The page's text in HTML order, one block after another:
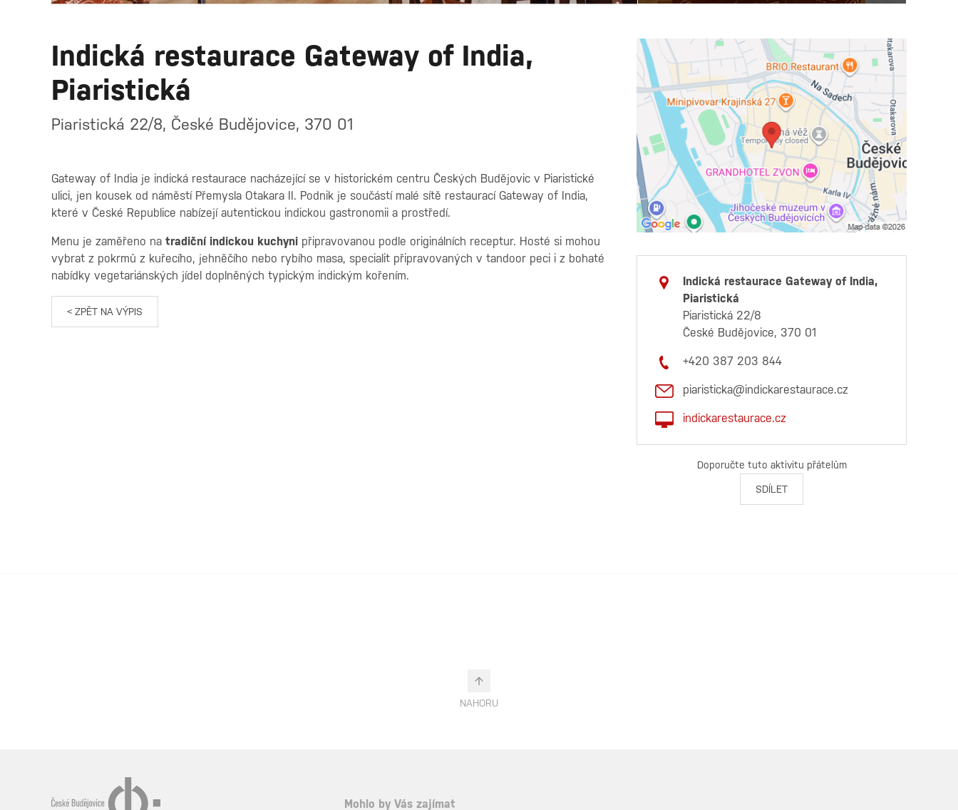
Indická restaurace Gateway of India,
Piaristická
Piaristická 22/8, České Budějovice, 370 01
Gateway of India je indická restaurace nacházející se v historickém centru Českých Budějovic v Piaristické
ulici, jen kousek od náměstí Přemysla Otakara II. Podnik je součástí malé sítě restaurací Gateway of India,
které v České Republice nabízejí autentickou indickou gastronomii a prostředí.
Menu je zaměřeno na tradiční indickou kuchyni připravovanou podle originálních receptur. Hosté si mohou
vybrat z pokrmů z kuřecího, jehněčího nebo rybího masa, specialit připravovaných v tandoor peci i z bohaté
nabídky vegetariánských jídel doplněných typickým indickým kořením.
< ZPĚT NA VÝPIS
Indická restaurace Gateway of India,
Piaristická
Piaristická 22/8
České Budějovice, 370 01
+420 387 203 844
piaristicka@indickarestaurace.cz
indickarestaurace.cz
Doporučte tuto aktivitu přátelům
SDÍLET
NAHORU
Mohlo by Vás zajímat